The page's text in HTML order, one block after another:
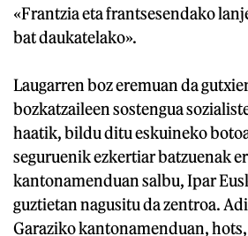
«Frantzia eta frantsesendako
bat daukatelako».
Laugarren boz eremuan da
bozkatzaileen sostengua
haatik, bildu ditu eskuineko
seguruenik ezkertiar batzuenak
kantonamenduan salbu, Ipar
guztietan nagusitu da zentroa.
Garaziko kantonamenduan,